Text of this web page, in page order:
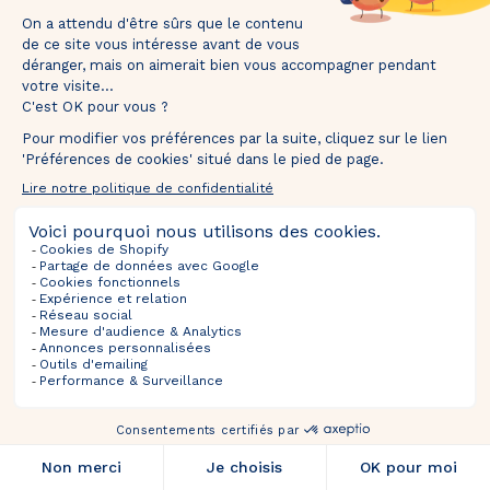
mins secs
Tentez votre chance et recevez votre 🎁 dans
votre boîte mail.
TOURNEZ ET GAGNEZ
à vous envoyer des emails concernant nos actualités, offres exclusives, nouveautés,
avant-premières et actualités commerciales. Vous pouvez vous désinscrire à tout
moment.